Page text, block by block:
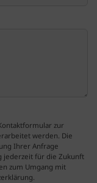
zur
werden. Die
Ihrer Anfrage
jederzeit für die Zukunft
zum Umgang mit